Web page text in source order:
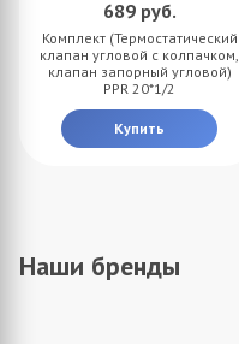
689 руб.
Комплект (Термостатический
клапан угловой с колпачком,
клапан запорный угловой)
PPR 20*1/2
Купить
Наши бренды